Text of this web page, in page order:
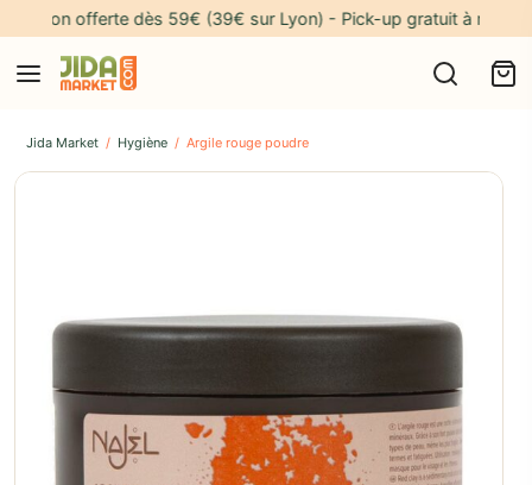
offerte dès 59€ (39€ sur Lyon) - Pick-up gratuit à notre
Jida Market / Hygiène / Argile rouge poudre